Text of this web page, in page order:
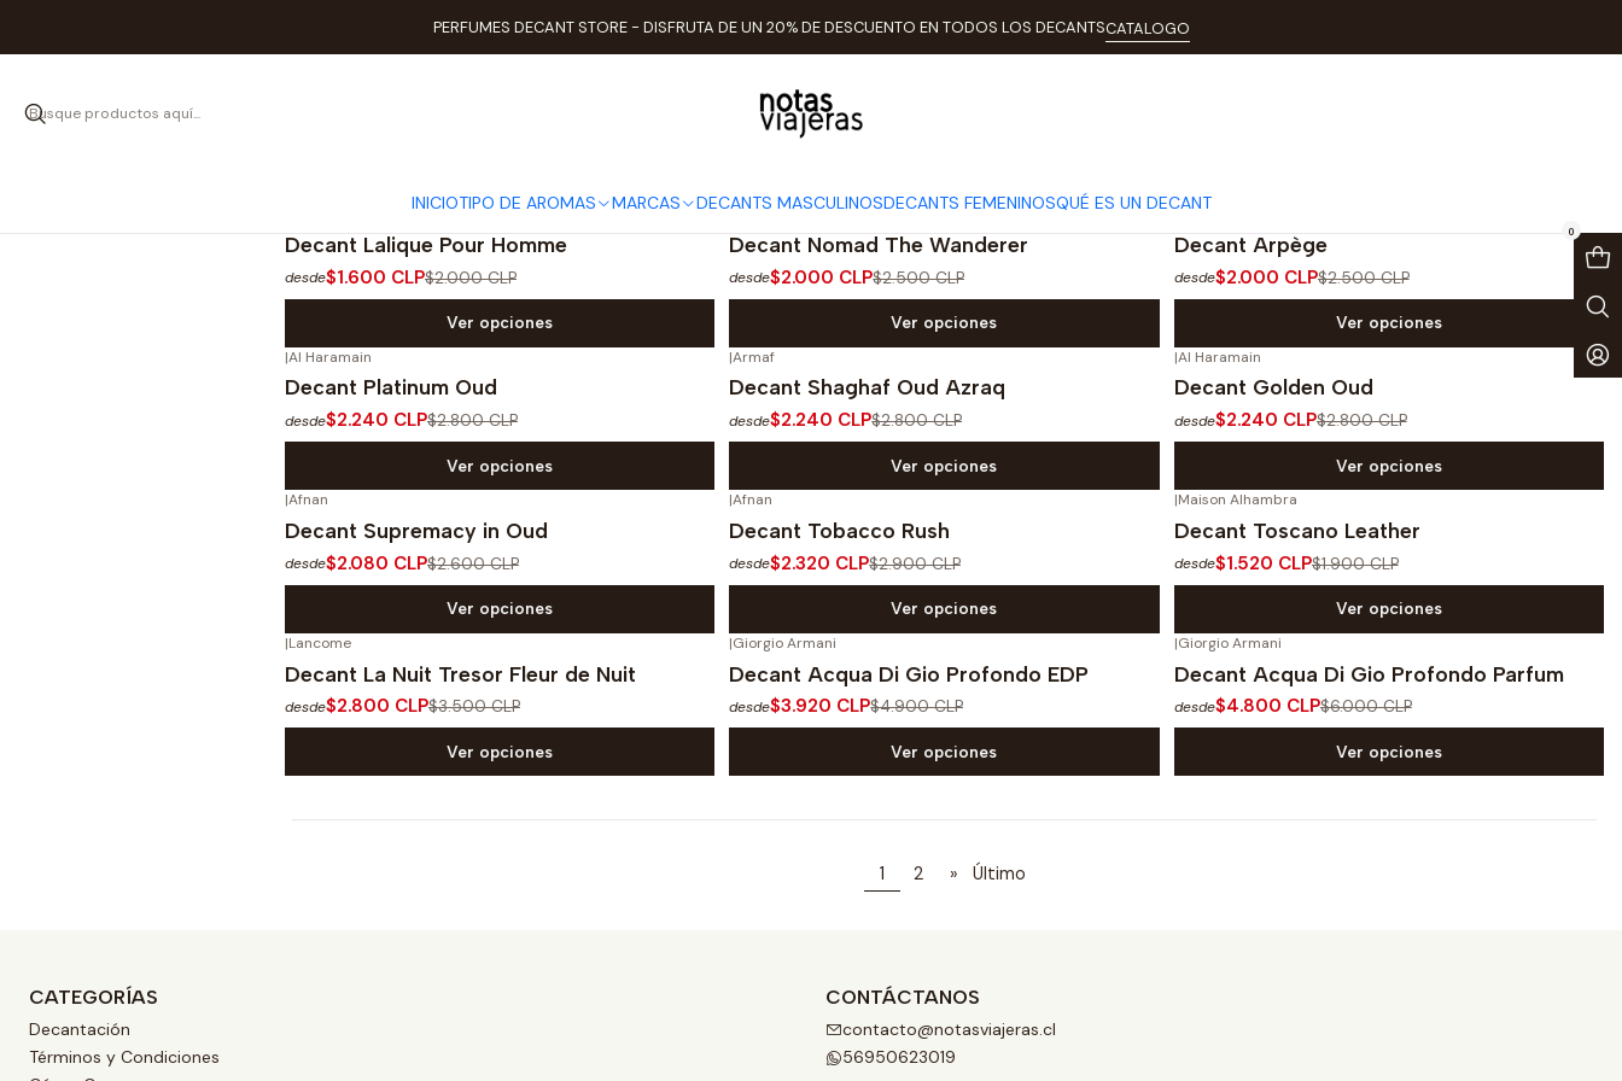
INICIOTIPO DE AROMAS MARCAS DECANTS MASCULINOSDECANTS FEMENINOSQUÉ ES UN DECANT
0
PERFUMES DECANT STORE - DISFRUTA DE UN 20% DE DESCUENTO EN TODOS LOS DECANTSCATALOGO
Inicio TIPO DE AROMAS Aromas Señoriales
Aromas Señoriales
Decant Lalique Pour Homme
desde$1.600 CLP$2.000 CLP
Ver opciones
|Armaf
Decant Nomad The Wanderer
desde$2.000 CLP$2.500 CLP
Ver opciones
|Lanvin
Decant Arpège
desde$2.000 CLP$2.500 CLP
Ver opciones
-20%OFF
|Al Haramain
Decant Platinum Oud
desde$2.240 CLP$2.800 CLP
Ver opciones
-20%
|Armaf
Decant Shaghaf Oud Azraq
desde$2.240 CLP$2.800 CLP
Ver opciones
-20%OFF
|Al Haramain
Decant Golden Oud
desde$2.240 CLP$2.800 CLP
Ver opciones
|Afnan
Decant Supremacy in Oud
desde$2.080 CLP$2.600 CLP
Ver opciones
|Afnan
Decant Tobacco Rush
desde$2.320 CLP$2.900 CLP
Ver opciones
|Maison Alhambra
Decant Toscano Leather
desde$1.520 CLP$1.900 CLP
Ver opciones
-20% OFF
|Lancome
Decant La Nuit Tresor Fleur de Nuit
desde$2.800 CLP$3.500 CLP
Ver opciones
-20% OFF
|Giorgio Armani
Decant Acqua Di Gio Profondo EDP
desde$3.920 CLP$4.900 CLP
Ver opciones
-20%OFF
|Giorgio Armani
Decant Acqua Di Gio Profondo Parfum
desde$4.800 CLP$6.000 CLP
Ver opciones
1 2 » Último
CATEGORÍAS
Decantación
Términos y Condiciones
CONTÁCTANOS
contacto@notasviajeras.cl
56950623019